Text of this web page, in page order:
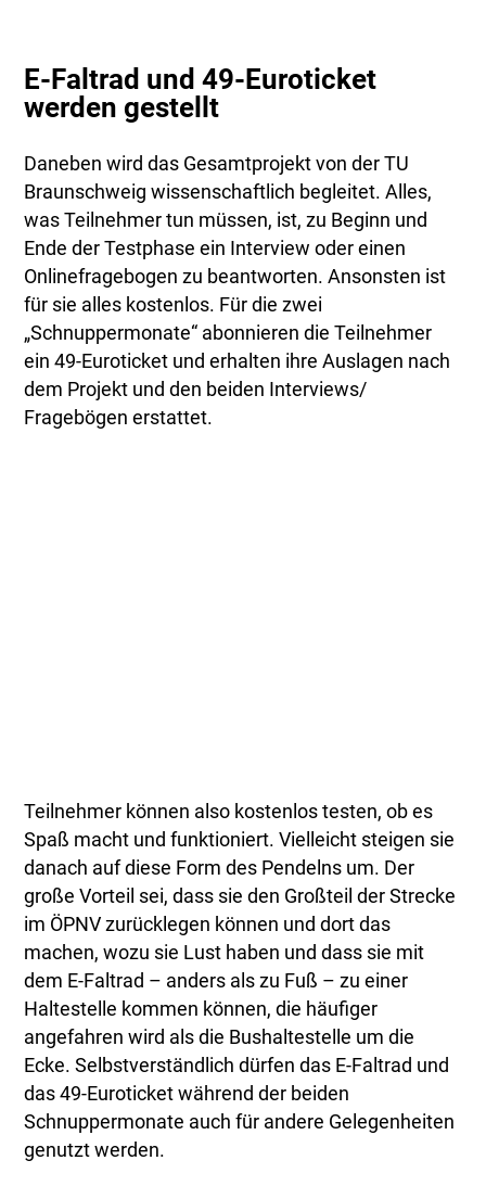
E-Faltrad und 49-Euroticket
werden gestellt
Daneben wird das Gesamtprojekt von der TU
Braunschweig wissenschaftlich begleitet. Alles,
was Teilnehmer tun müssen, ist, zu Beginn und
Ende der Testphase ein Interview oder einen
Onlinefragebogen zu beantworten. Ansonsten ist
für sie alles kostenlos. Für die zwei
„Schnuppermonate“ abonnieren die Teilnehmer
ein 49-Euroticket und erhalten ihre Auslagen nach
dem Projekt und den beiden Interviews/
Fragebögen erstattet.
Teilnehmer können also kostenlos testen, ob es
Spaß macht und funktioniert. Vielleicht steigen sie
danach auf diese Form des Pendelns um. Der
große Vorteil sei, dass sie den Großteil der Strecke
im ÖPNV zurücklegen können und dort das
machen, wozu sie Lust haben und dass sie mit
dem E-Faltrad – anders als zu Fuß – zu einer
Haltestelle kommen können, die häufiger
angefahren wird als die Bushaltestelle um die
Ecke. Selbstverständlich dürfen das E-Faltrad und
das 49-Euroticket während der beiden
Schnuppermonate auch für andere Gelegenheiten
genutzt werden.